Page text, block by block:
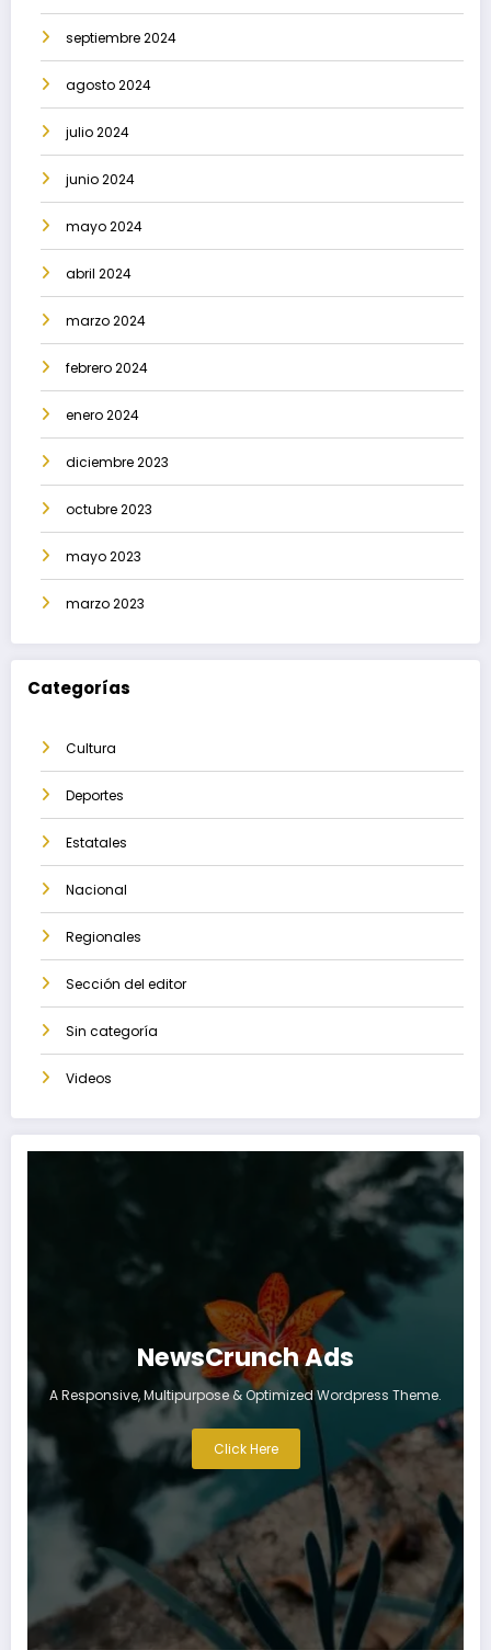
septiembre 2024
agosto 2024
julio 2024
junio 2024
mayo 2024
abril 2024
marzo 2024
febrero 2024
enero 2024
diciembre 2023
octubre 2023
mayo 2023
marzo 2023
Categorías
Cultura
Deportes
Estatales
Nacional
Regionales
Sección del editor
Sin categoría
Videos
NewsCrunch Ads
A Responsive, Multipurpose & Optimized Wordpress Theme.
Click Here